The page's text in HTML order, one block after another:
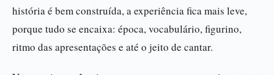
história é bem construída, a experiência fica mais leve,
porque tudo se encaixa: época, vocabulário, figurino,
ritmo das apresentações e até o jeito de cantar.